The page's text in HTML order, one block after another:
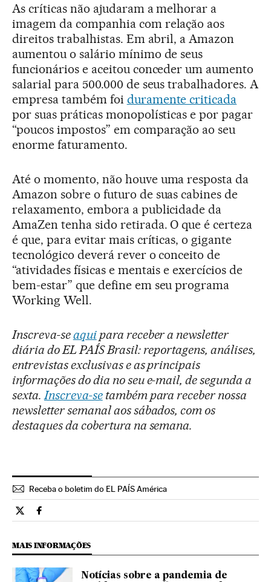
As críticas não ajudaram a melhorar a
imagem da companhia com relação aos
direitos trabalhistas. Em abril, a Amazon
aumentou o salário mínimo de seus
funcionários e aceitou conceder um aumento
salarial para 500.000 de seus trabalhadores. A
empresa também foi duramente criticada
por suas práticas monopolísticas e por pagar
“poucos impostos” em comparação ao seu
enorme faturamento.
Até o momento, não houve uma resposta da
Amazon sobre o futuro de suas cabines de
relaxamento, embora a publicidade da
AmaZen tenha sido retirada. O que é certeza
é que, para evitar mais críticas, o gigante
tecnológico deverá rever o conceito de
“atividades físicas e mentais e exercícios de
bem-estar” que define em seu programa
Working Well.
Inscreva-seaquipara receber a newsletter
diária do EL PAÍS Brasil: reportagens, análises,
entrevistas exclusivas e as principais
informações do dia no seu e-mail, de segunda a
sexta.Inscreva-setambém para receber nossa
newsletter semanal aos sábados, com os
destaques da cobertura na semana.
Receba o boletim do EL PAÍS América
Tecnologia El País Brasil en Twitter
Tecnologia El País Brasil en Facebook
MAIS INFORMAÇÕES
Notícias sobre a pandemia de